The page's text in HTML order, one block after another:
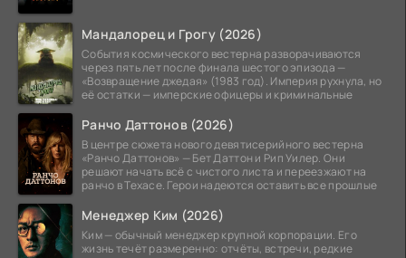
Мандалорец и Грогу (2026)
События космического вестерна разворачиваются
через пять лет после финала шестого эпизода —
«Возвращение джедая» (1983 год). Империя рухнула, но
её остатки — имперские офицеры и криминальные
Ранчо Даттонов (2026)
В центре сюжета нового девятисерийного вестерна
«Ранчо Даттонов» — Бет Даттон и Рип Уилер. Они
решают начать всё с чистого листа и переезжают на
ранчо в Техасе. Герои надеются оставить все прошлые
Менеджер Ким (2026)
Ким — обычный менеджер крупной корпорации. Его
жизнь течёт размеренно: отчёты, встречи, редкие